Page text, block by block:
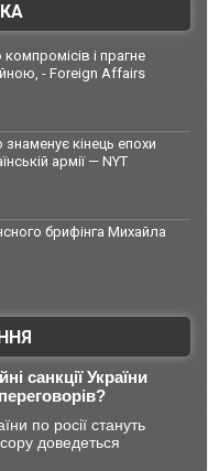
і прагне
- Foreign Affairs
кінець епохи
армії — NYT
брифінга Михайла
санкції України
по росії стануть
доведеться